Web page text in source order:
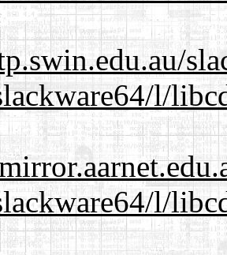
l/
l/